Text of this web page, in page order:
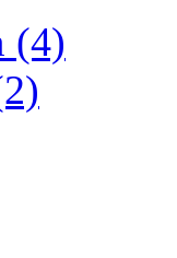
(4)